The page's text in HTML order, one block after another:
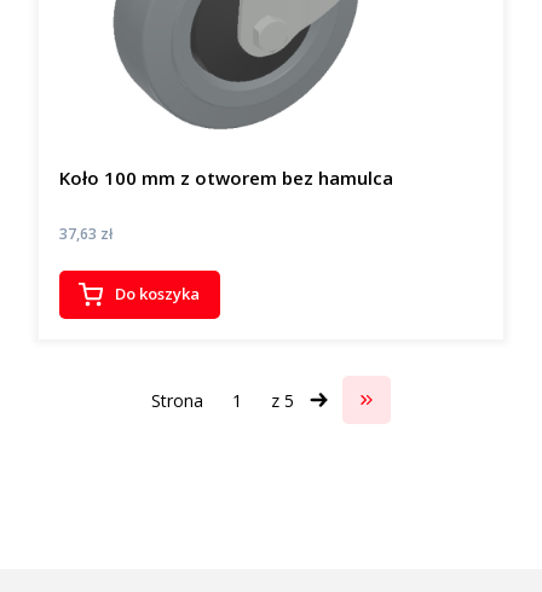
Koło 100 mm z otworem bez hamulca
Cena
37,63 zł
Do koszyka
Strona z 5 Przejdź do ostatniej